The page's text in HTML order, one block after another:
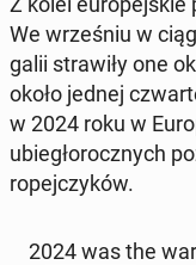
We wrześniu w
galii straw­iły one
około jednej
w 2024 roku w
ubiegłorocznych
rope­jczyków.
2024 was the